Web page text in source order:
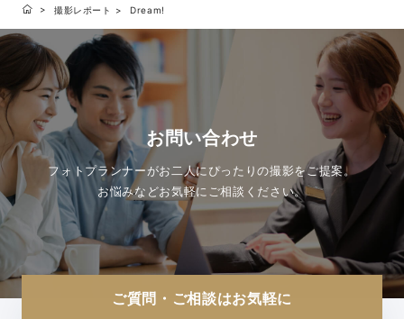
撮影レポート Dream!
お問い合わせ
フォトプランナーがお二人にぴったりの撮影をご提案。
お悩みなどお気軽にご相談ください。
ご質問・ご相談はお気軽に